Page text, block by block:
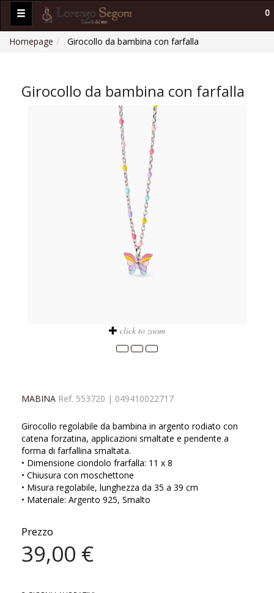
0
Homepage Girocollo da bambina con farfalla
Girocollo da bambina con farfalla
click to zoom
MABINA Ref. 553720 | 049410022717
Girocollo regolabile da bambina in argento rodiato con
catena forzatina, applicazioni smaltate e pendente a
forma di farfallina smaltata.
• Dimensione ciondolo frarfalla: 11 x 8
• Chiusura con moschettone
• Misura regolabile, lunghezza da 35 a 39 cm
• Materiale: Argento 925, Smalto
Prezzo
39,00 €